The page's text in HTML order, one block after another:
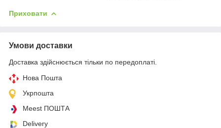
Приховати
Умови доставки
Доставка здійснюється тільки по передоплаті.
Нова Пошта
Укрпошта
Meest ПОШТА
Delivery